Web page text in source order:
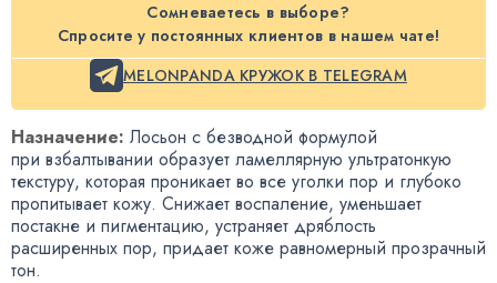
Сомневаетесь в выборе?
Спросите у постоянных клиентов в нашем чате!
MELONPANDA КРУЖОК В TELEGRAM
Назначение: Лосьон с безводной формулой
при взбалтывании образует ламеллярную ультратонкую
текстуру, которая проникает во все уголки пор и глубоко
пропитывает кожу. Снижает воспаление, уменьшает
постакне и пигментацию, устраняет дряблость
расширенных пор, придает коже равномерный прозрачный
тон.